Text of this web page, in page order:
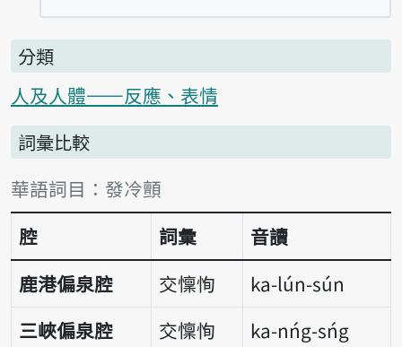
分類
人及人體——反應、表情
詞彙比較
詞彙比較表
華語詞目：發冷顫
腔
詞彙
音讀
鹿港偏泉腔
交懍恂
ka-lún-sún
三峽偏泉腔
交懍恂
ka-nńg-sńg